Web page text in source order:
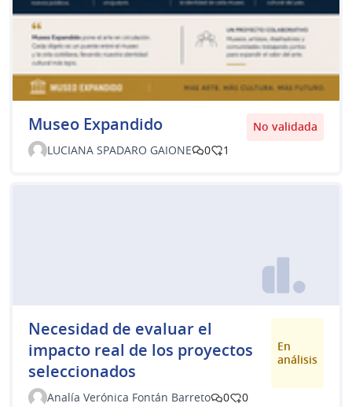
Museo Expandido
No validada
LUCIANA SPADARO GAIONE
0 1
Necesidad de evaluar el
impacto real de los proyectos
seleccionados
En
análisis
Analía Verónica Fontán Barreto 0 0